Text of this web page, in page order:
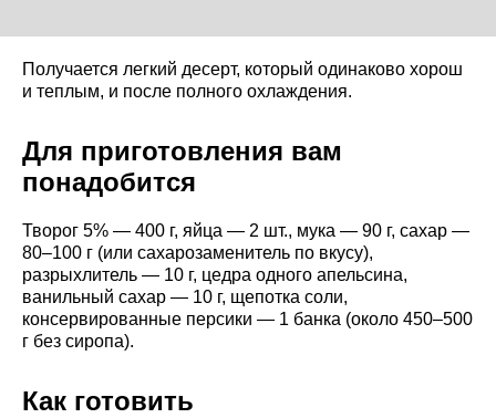
Получается легкий десерт, который одинаково хорош
и теплым, и после полного охлаждения.
Для приготовления вам
понадобится
Творог 5% — 400 г, яйца — 2 шт., мука — 90 г, сахар —
80–100 г (или сахарозаменитель по вкусу),
разрыхлитель — 10 г, цедра одного апельсина,
ванильный сахар — 10 г, щепотка соли,
консервированные персики — 1 банка (около 450–500
г без сиропа).
Как готовить